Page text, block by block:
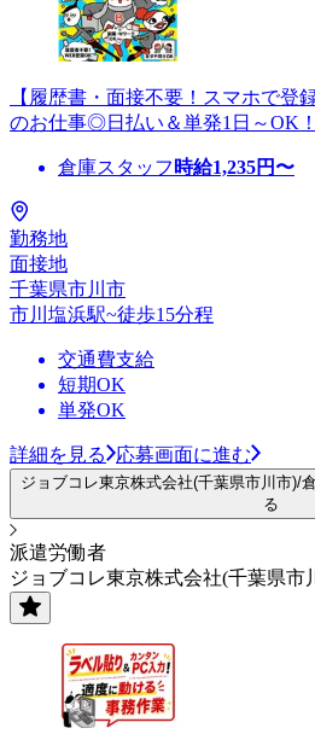
【履歴書・面接不要！スマホで登
のお仕事◎日払い＆単発1日～OK！
倉庫スタッフ 時給1,235円〜
勤務地
面接地
千葉県市川市
市川塩浜駅~徒歩15分程
交通費支給
短期OK
単発OK
詳細を見る 応募画面に進む
ジョブコレ東京株式会社(千葉県市川市)/
る
派遣労働者
ジョブコレ東京株式会社(千葉県市